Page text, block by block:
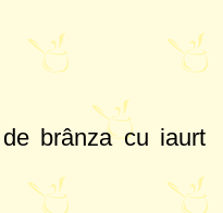
brânza cu iaurt